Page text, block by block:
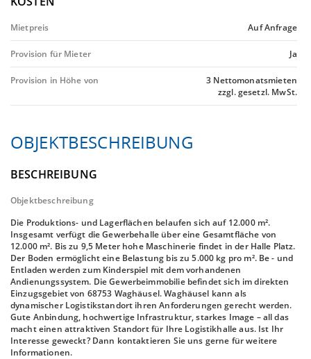
Mietpreis Auf Anfrage
Provision für Mieter Ja
Provision in Höhe von
3 Nettomonatsmieten
zzgl. gesetzl. MwSt.
OBJEKTBESCHREIBUNG
BESCHREIBUNG
Objektbeschreibung
Die Produktions- und Lagerflächen belaufen sich auf 12.000 m².
Insgesamt verfügt die Gewerbehalle über eine Gesamtfläche von
12.000 m². Bis zu 9,5 Meter hohe Maschinerie findet in der Halle Platz.
Der Boden ermöglicht eine Belastung bis zu 5.000 kg pro m². Be - und
Entladen werden zum Kinderspiel mit dem vorhandenen
Andienungssystem. Die Gewerbeimmobilie befindet sich im direkten
Einzugsgebiet von 68753 Waghäusel. Waghäusel kann als
dynamischer Logistikstandort ihren Anforderungen gerecht werden.
Gute Anbindung, hochwertige Infrastruktur, starkes Image – all das
macht einen attraktiven Standort für Ihre Logistikhalle aus. Ist Ihr
Interesse geweckt? Dann kontaktieren Sie uns gerne für weitere
Informationen.